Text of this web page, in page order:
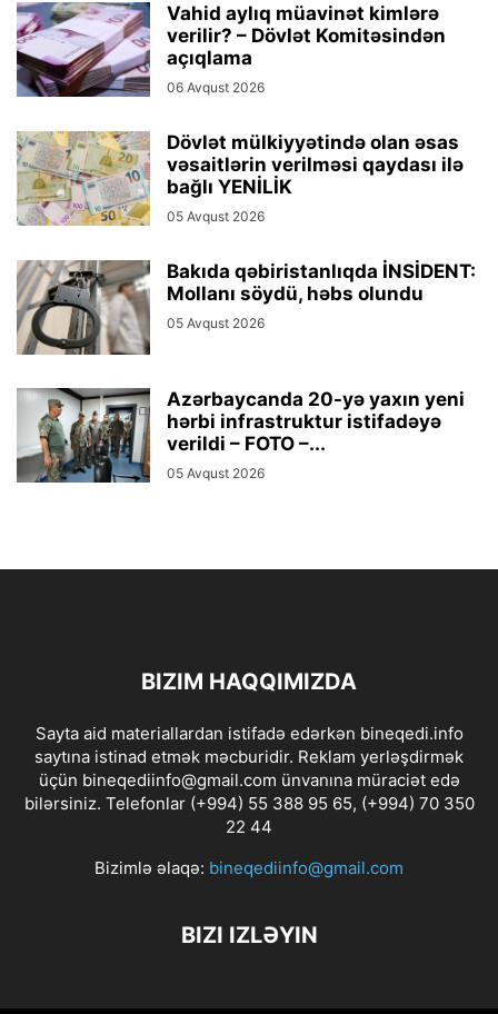
Vahid aylıq müavinət kimlərə
verilir? – Dövlət Komitəsindən
açıqlama
06 Avqust 2026
Dövlət mülkiyyətində olan əsas
vəsaitlərin verilməsi qaydası ilə
bağlı YENİLİK
05 Avqust 2026
Bakıda qəbiristanlıqda İNSİDENT:
Mollanı söydü, həbs olundu
05 Avqust 2026
Azərbaycanda 20-yə yaxın yeni
hərbi infrastruktur istifadəyə
verildi – FOTO –...
05 Avqust 2026
BIZIM HAQQIMIZDA
Sayta aid materiallardan istifadə edərkən bineqedi.info
saytına istinad etmək məcburidir. Reklam yerləşdirmək
üçün bineqediinfo@gmail.com ünvanına müraciət edə
bilərsiniz. Telefonlar (+994) 55 388 95 65, (+994) 70 350
22 44
Bizimlə əlaqə: bineqediinfo@gmail.com
BIZI IZLƏYIN